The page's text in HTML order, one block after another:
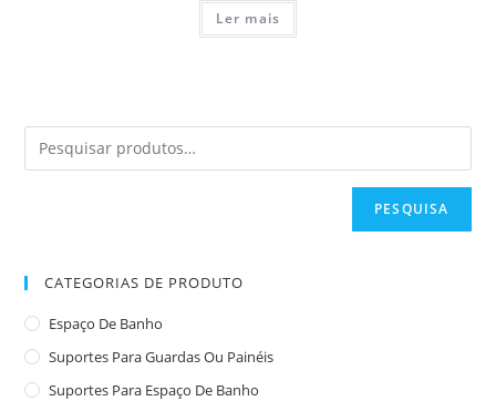
Ler mais
PESQUISA
CATEGORIAS DE PRODUTO
Espaço De Banho
Suportes Para Guardas Ou Painéis
Suportes Para Espaço De Banho